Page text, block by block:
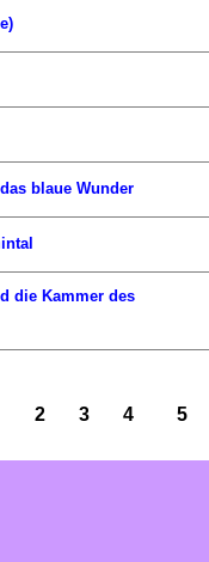
blaue Wunder
die Kammer des
2 3 4 5